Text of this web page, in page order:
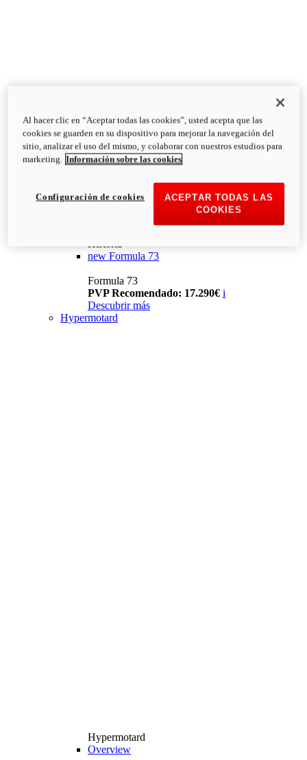
Historia
new Formula 73
Formula 73
PVP Recomendado: 17.290€ i
Descubrir más
Hypermotard
Hypermotard
Overview
Al hacer clic en “Aceptar todas las cookies”, usted acepta que las
cookies se guarden en su dispositivo para mejorar la navegación del
sitio, analizar el uso del mismo, y colaborar con nuestros estudios para
marketing. Información sobre las cookies
ACEPTAR TODAS LAS
COOKIES
Configuración de cookies